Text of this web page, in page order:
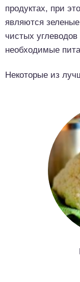
продуктах, при
являются
чистых
необходимые
Некоторые из